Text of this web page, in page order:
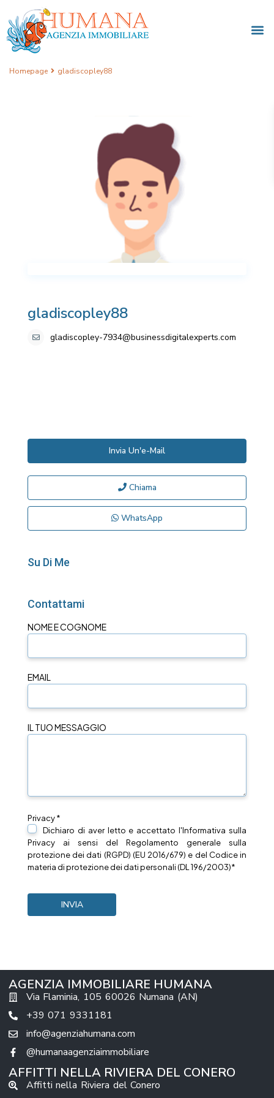
Homepage gladiscopley88
gladiscopley88
gladiscopley-7934@businessdigitalexperts.com
Invia Un'e-Mail
Chiama
WhatsApp
Su Di Me
Contattami
NOME E COGNOME
EMAIL
IL TUO MESSAGGIO
Privacy *
Dichiaro di aver letto e accettato l'Informativa sulla
Privacy ai sensi del Regolamento generale sulla
protezione dei dati (RGPD) (EU 2016/679) e del Codice in
materia di protezione dei dati personali (DL 196/2003)*
AGENZIA IMMOBILIARE HUMANA
Via Flaminia, 105 60026 Numana (AN)
+39 071 9331181
info@agenziahumana.com
@humanaagenziaimmobiliare
AFFITTI NELLA RIVIERA DEL CONERO
Affitti nella Riviera del Conero